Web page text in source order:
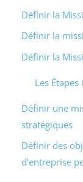
Définir la
Définir la
Définir la
Les
Définir une
stratégiques
Définir des
d’entreprise